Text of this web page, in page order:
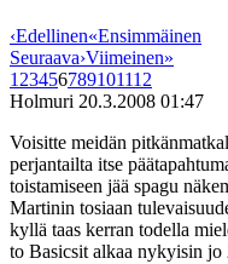
‹Edellinen«Ensimmäinen
Seuraava›Viimeinen»
1 23456789101112
Holmuri 20.3.2008 01:47
Voisitte meidän
perjantailta itse
toistamiseen jää spagu
Martinin tosiaan
kyllä taas kerran todella
to Basicsit alkaa nykyisin jo